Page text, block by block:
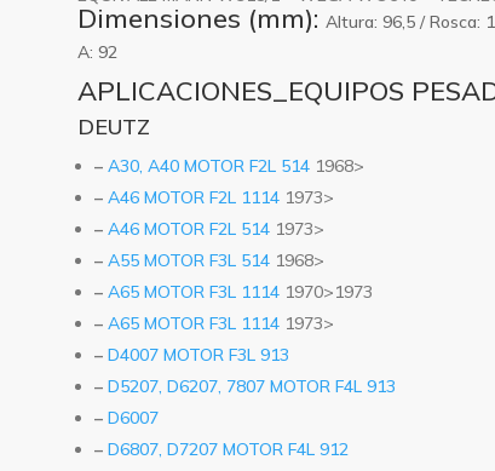
Dimensiones (mm): Altura: 96,5 /Rosca:
A: 92
APLICACIONES_EQUIPOS
DEUTZ
– A30, A40 MOTOR F2L 514 1968>
– A46 MOTOR F2L 1114 1973>
– A46 MOTOR F2L 514 1973>
– A55 MOTOR F3L 514 1968>
– A65 MOTOR F3L 1114 1970>1973
– A65 MOTOR F3L 1114 1973>
– D4007 MOTOR F3L 913
– D5207, D6207, 7807 MOTOR F4L 913
– D6007
– D6807, D7207 MOTOR F4L 912